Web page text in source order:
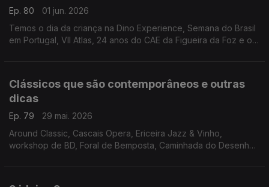
Ep. 80
01 jun. 2026
Temos o dia da criança na Dino Experience, Semana do Brasil
em Portugal, VII Atlas, 24 anos do CAE da Figueira da Foz e o
Clássicos que são contemporâneos e outras
dicas
Ep. 79
29 mai. 2026
Around Classic, Cascais Opera, Ericeira Jazz & Vinho,
workshop de BD, Foral de Bemposta, Caminhada do Desenho